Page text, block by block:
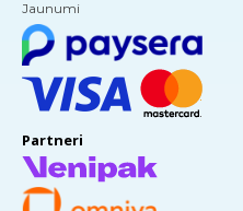
Jaunumi
Partneri